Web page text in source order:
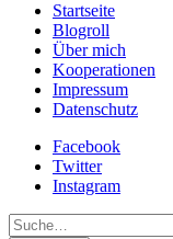
Startseite
Blogroll
Über mich
Kooperationen
Impressum
Datenschutz
Facebook
Twitter
Instagram
Suche